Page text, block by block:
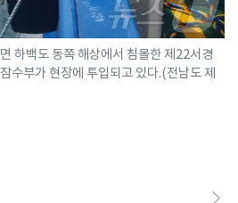
하백도 동쪽 해상에서 침몰한 제22서경
수부가 현장에 투입되고 있다.(전남도 제